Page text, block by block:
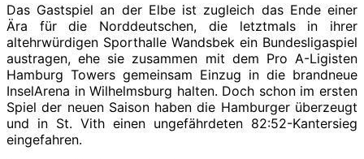
Das Gastspiel an der Elbe ist zugleich das Ende einer
Ära für die Norddeutschen, die letztmals in ihrer
altehrwürdigen Sporthalle Wandsbek ein Bundesligaspiel
austragen, ehe sie zusammen mit dem Pro A-Ligisten
Hamburg Towers gemeinsam Einzug in die brandneue
InselArena in Wilhelmsburg halten. Doch schon im ersten
Spiel der neuen Saison haben die Hamburger überzeugt
und in St. Vith einen ungefährdeten 82:52-Kantersieg
eingefahren.